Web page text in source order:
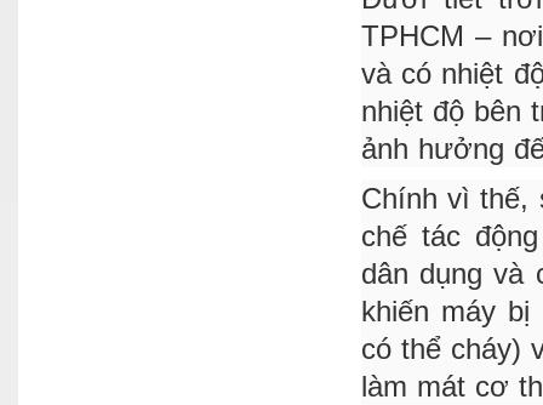
TPHCM –
và có nhiệt
nhiệt độ bên
ảnh hưởng
Chính vì
chế tác
dân dụng và
khiến máy
có thể cháy)
làm mát cơ